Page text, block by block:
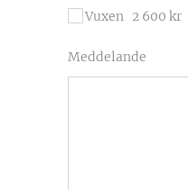
Vuxen 2 600 kr
Meddelande